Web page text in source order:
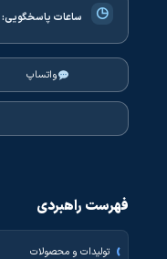
◷ ساعات پاسخگویی:
واتساپ
فهرست راهبردی
تولیدات و محصولات